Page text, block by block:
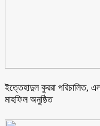
ইত্তেহাদুল কুররা পরিচালিত,
মাহফিল অনুষ্ঠিত